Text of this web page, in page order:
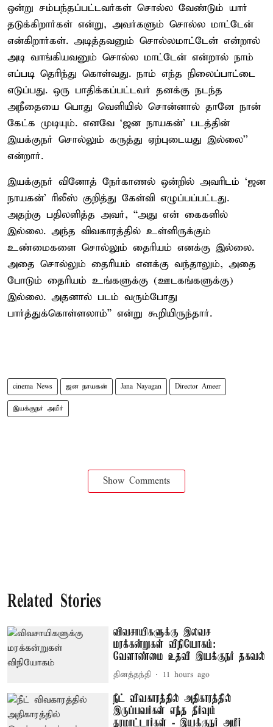
ஒன்று சம்பந்தப்பட்டவர்கள் சொல்ல வேண்டும் யார்
தடுக்கிறார்கள் என்று, அவர்களும் சொல்ல மாட்டேன்
என்கிறார்கள். அடித்தவனும் சொல்லமாட்டேன் என்றால்
அடி வாங்கியவனும் சொல்ல மாட்டேன் என்றால் நாம்
எப்படி தெரிந்து கொள்வது. நாம் எந்த நிலைப்பாட்டை
எடுப்பது. ஒரு பாதிக்கப்பட்டவர் தனக்கு நடந்த
அநீதையை பொது வெளியில் சொன்னால் தானே நான்
கேட்க முடியும். எனவே ‘ஜன நாயகன்’ படத்தின்
இயக்குநர் சொல்லும் கருத்து ஏற்புடையது இல்லை''
என்றார்.
இயக்குநர் வினோத் நேர்காணல் ஒன்றில் அவரிடம் ‘ஜன
நாயகன்’ ரிலீஸ் குறித்து கேள்வி எழுப்பப்பட்டது.
அதற்கு பதிலளித்த அவர், “அது என் கைகளில்
இல்லை. அந்த விவகாரத்தில் உள்ளிருக்கும்
உண்மைகளை சொல்லும் தைரியம் எனக்கு இல்லை.
அதை சொல்லும் தைரியம் எனக்கு வந்தாலும், அதை
போடும் தைரியம் உங்களுக்கு (ஊடகங்களுக்கு)
இல்லை. அதனால் படம் வரும்போது
பார்த்துக்கொள்ளலாம்” என்று கூறியிருந்தார்.
cinema News ஜன நாயகன் Jana Nayagan Director Ameer
இயக்குநர் அமீர்
Show Comments
Related Stories
விவசாயிகளுக்கு இலவச
மரக்கன்றுகள் விநியோகம்:
வேளாண்மை உதவி இயக்குநர் தகவல்
தினத்தந்தி 11 hours ago
நீட் விவகாரத்தில் அதிகாரத்தில்
இருப்பவர்கள் எந்த தீர்வும்
தரமாட்டார்கள் - இயக்குநர் அமீர்